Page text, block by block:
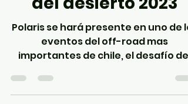
POLARIS en desafío
del desierto 2023
Polaris se hará presente en uno de
eventos del off-road mas